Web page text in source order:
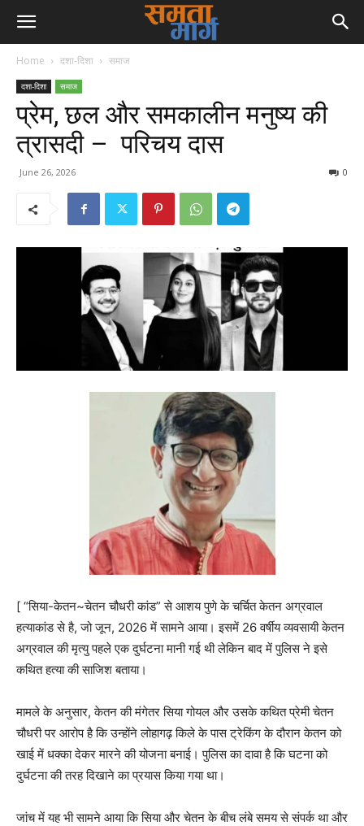
Home दशा-दिशा समाज
दशा-दिशा समाज
प्रेम, छल और समकालीन मनुष्य की
त्रासदी – परिचय दास
June 26, 2026 0
[ “सिया-केतन~चेतन चौधरी कांड” से आशय पुणे के चर्चित केतन अग्रवाल
हत्याकांड से है, जो जून, 2026 में सामने आया। इसमें 26 वर्षीय व्यवसायी केतन
अग्रवाल की मृत्यु पहले एक दुर्घटना मानी गई थी लेकिन बाद में पुलिस ने इसे
कथित हत्या की साजिश बताया।
मामले के अनुसार, केतन की मंगेतर सिया गोयल और उसके कथित प्रेमी चेतन
चौधरी पर आरोप है कि उन्होंने लोहागढ़ किले के पास ट्रेकिंग के दौरान केतन को
खाई में धक्का देकर मारने की योजना बनाई। पुलिस का दावा है कि घटना को
दुर्घटना की तरह दिखाने का प्रयास किया गया था।
जांच में यह भी सामने आया कि सिया और चेतन के बीच लंबे समय से संपर्क था और